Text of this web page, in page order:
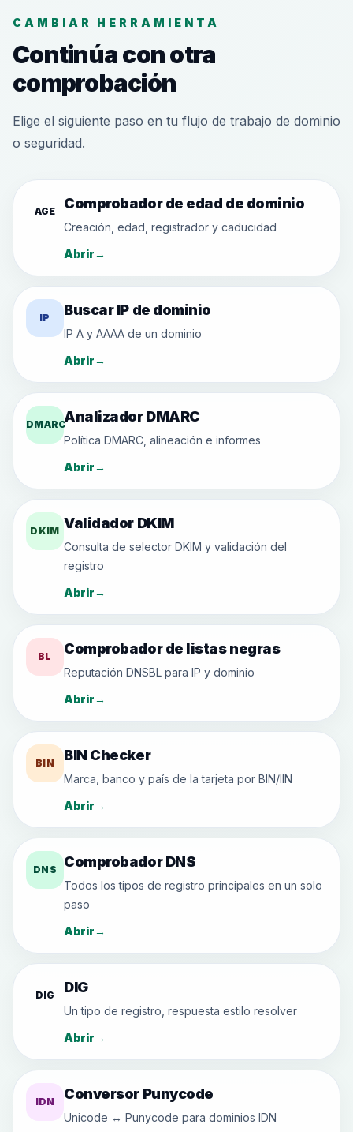
CAMBIAR HERRAMIENTA
Continúa con otra
comprobación
Elige el siguiente paso en tu flujo de trabajo de dominio
o seguridad.
AGE Comprobador de edad de dominio
Creación, edad, registrador y caducidad
Abrir→
IP Buscar IP de dominio
IP A y AAAA de un dominio
Abrir→
DMARCAnalizador DMARC
Política DMARC, alineación e informes
Abrir→
DKIM Validador DKIM
Consulta de selector DKIM y validación del
registro
Abrir→
BL Comprobador de listas negras
Reputación DNSBL para IP y dominio
Abrir→
BIN BIN Checker
Marca, banco y país de la tarjeta por BIN/IIN
Abrir→
DNS Comprobador DNS
Todos los tipos de registro principales en un solo
paso
Abrir→
DIG DIG
Un tipo de registro, respuesta estilo resolver
Abrir→
IDN Conversor Punycode
Unicode ↔ Punycode para dominios IDN